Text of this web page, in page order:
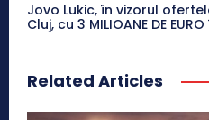
Jovo Lukic, în vizorul
Cluj, cu 3 MILIOANE DE
Related Articles